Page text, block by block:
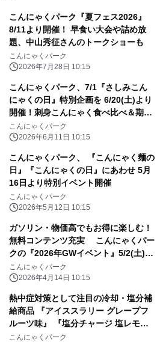
こんにゃくパーク『夏フェス2026』
8/11より開催！ 早食い大会や詰め放
題、中山秀征さんのトークショーも
こんにゃくパーク
2026年7月28日 10:15
こんにゃくパーク、7/1『さしみこん
にゃくの日』特別企画を 6/20(土)より
開催！刺身こんにゃく食べ比べ＆期間
限定セット販売
こんにゃくパーク
2026年6月11日 10:15
こんにゃくパーク、 『こんにゃく麺の
日』『こんにゃくの日』にあわせ 5月
16日より特別イベント開催
こんにゃくパーク
2026年5月12日 10:15
ガソリン・物価高でもお得に楽しむ！
無料コンテンツ充実 こんにゃくパー
クの『2026年GWイベント』5/2(土)よ
り開催
こんにゃくパーク
2026年4月14日 10:15
熱中症対策として注目の冷却・塩分補
給商品 『アイススラリー グレープフ
ルーツ味』 『塩分チャージ 塩レモン
ゼリー』2月1日販売開始
こんにゃくパーク